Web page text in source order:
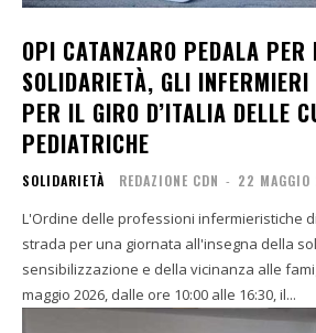
OPI CATANZARO PEDALA PER
SOLIDARIETÀ, GLI
PER IL GIRO D’ITALIA DELLE
PEDIATRICHE
SOLIDARIETÀ REDAZIONE CDN - 22
L'Ordine delle professioni infermieristiche
strada per una giornata all'insegna della
sensibilizzazione e della vicinanza alle
maggio 2026, dalle ore 10:00 alle 16:30, il...